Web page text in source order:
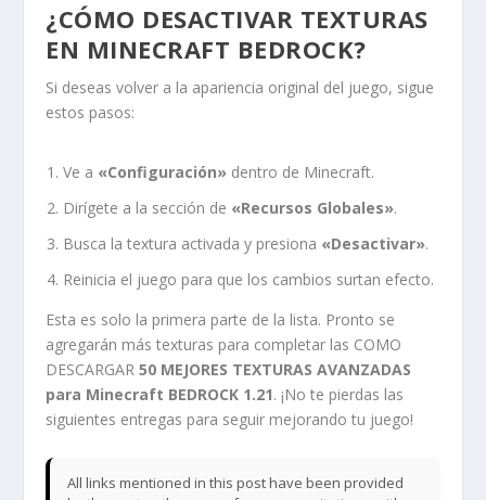
¿CÓMO DESACTIVAR TEXTURAS
EN MINECRAFT BEDROCK?
Si deseas volver a la apariencia original del juego, sigue
estos pasos:
Ve a «Configuración» dentro de Minecraft.
Dirígete a la sección de «Recursos Globales».
Busca la textura activada y presiona «Desactivar».
Reinicia el juego para que los cambios surtan efecto.
Esta es solo la primera parte de la lista. Pronto se
agregarán más texturas para completar las COMO
DESCARGAR50 MEJORES TEXTURAS AVANZADAS
para Minecraft BEDROCK 1.21. ¡No te pierdas las
siguientes entregas para seguir mejorando tu juego!
All links mentioned in this post have been provided